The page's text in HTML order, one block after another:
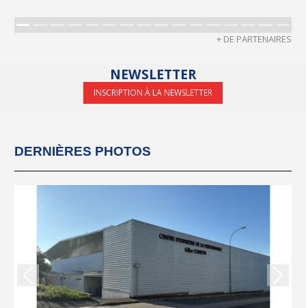
+ DE PARTENAIRES
NEWSLETTER
INSCRIPTION À LA NEWSLETTER
DERNIÈRES PHOTOS
Précedent